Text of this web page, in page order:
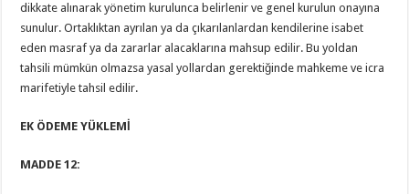
dikkate alınarak yönetim kurulunca belirlenir ve genel kurulun onayına
sunulur. Ortaklıktan ayrılan ya da çıkarılanlardan kendilerine isabet
eden masraf ya da zararlar alacaklarına mahsup edilir. Bu yoldan
tahsili mümkün olmazsa yasal yollardan gerektiğinde mahkeme ve icra
marifetiyle tahsil edilir.
EK ÖDEME YÜKLEMİ
MADDE 12: